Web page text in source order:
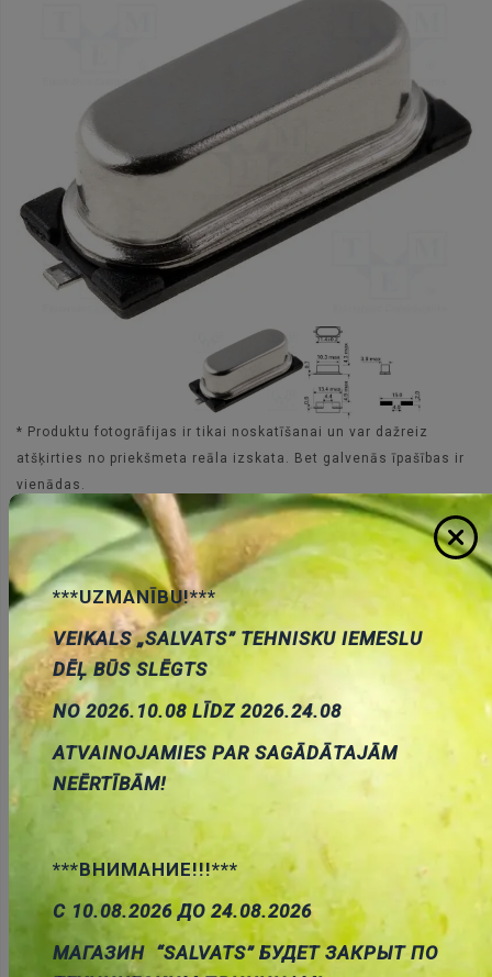
* Produktu fotogrāfijas ir tikai noskatīšanai un var dažreiz
atšķirties no priekšmeta reāla izskata. Bet galvenās īpašības ir
vienādas.
3.579545MHz SMD CQ kvarcs, ±30ppm, 16pF,
HC49R
Cena: 0.35 €
ID: 00022385 Artikuls: 3.579M-SMDHC49R
Noliktavas stāvoklis:
7
Daudzums:
Pievienot grozam
Apraksts
***UZMANĪBU!***
VEIKALS „SALVATS” TEHNISKU IEMESLU
DĒĻ BŪS SLĒGTS
NO 2026.10.08 LĪDZ 2026.24.08
ATVAINOJAMIES PAR SAGĀDĀTAJĀM
NEĒRTĪBĀM!
***ВНИМАНИЕ!!!***
С 10.08.2026 ДО 24.08.2026
МАГАЗИН “SALVATS” БУДЕТ ЗАКРЫТ ПО